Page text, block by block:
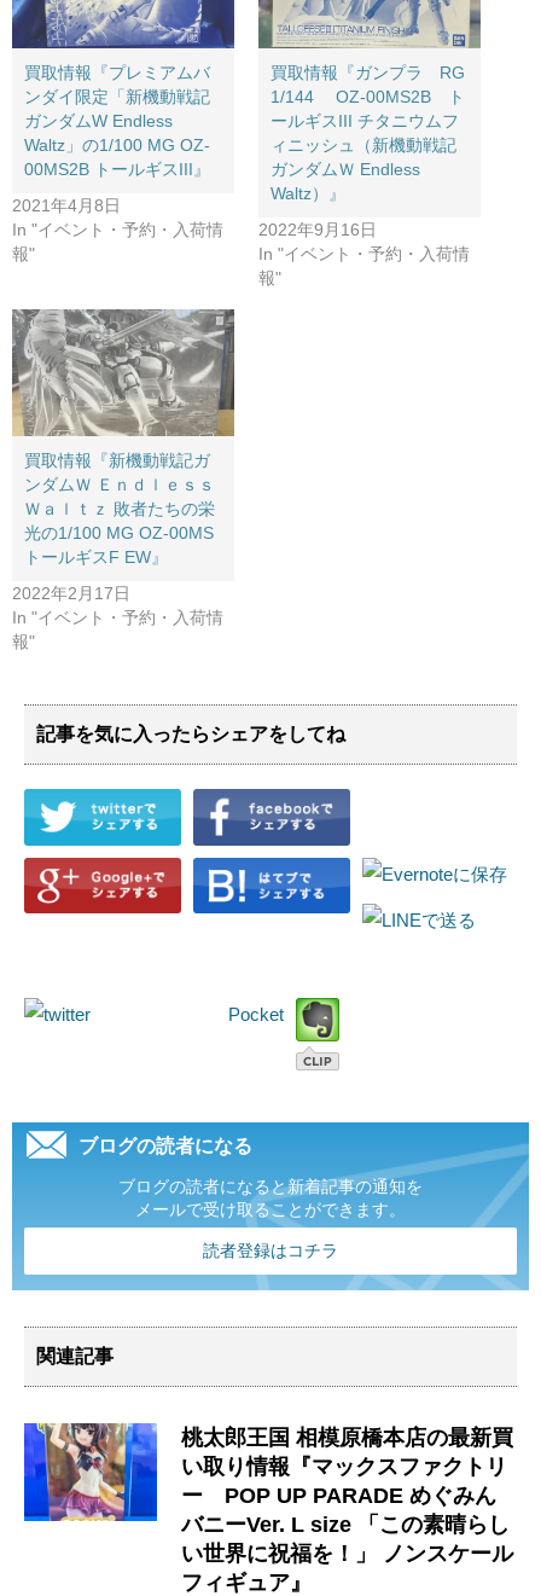
買取情報『プレミアムバ
ンダイ限定「新機動戦記
ガンダムW ​Endless ​
Waltz」の1/100 ​MG ​OZ-
00MS2B ​トールギスIII』
2021年4月8日
In "イベント・予約・入荷情
報"
買取情報『ガンプラ RG
​1/144 OZ-00MS2B ト
ールギスIII ​チタニウムフ
ィニッシュ（新機動戦記
ガンダムＷ Endless
Waltz）』
2022年9月16日
In "イベント・予約・入荷情
報"
買取情報『新機動戦記ガ
ンダムＷ Ｅｎｄｌｅｓｓ
Ｗａｌｔｚ 敗者たちの栄
光の1/100 ​MG ​OZ-00MS ​
トールギスF ​EW』
2022年2月17日
In "イベント・予約・入荷情
報"
記事を気に入ったらシェアをしてね
Pocket
ブログの読者になる
ブログの読者になると新着記事の通知を
メールで受け取ることができます。
読者登録はコチラ
関連記事
桃太郎王国 相模原橋本店の最新買
い取り情報『マックスファクトリ
ー POP ​UP ​PARADE ​​めぐみん ​
バニーVer. ​L ​size 「この素晴らし
い世界に祝福を！」 ノンスケール
フィギュア』